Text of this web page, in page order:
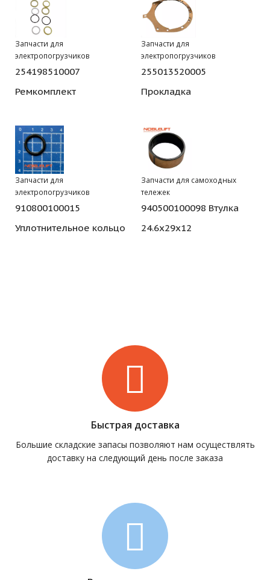
Запчасти для
электропогрузчиков
254198510007
Ремкомплект
Запчасти для
электропогрузчиков
255013520005
Прокладка
Запчасти для
электропогрузчиков
910800100015
Уплотнительное кольцо
Запчасти для самоходных
тележек
940500100098 Втулка
24.6x29x12
Быстрая доставка
Большие складские запасы позволяют нам осуществлять
доставку на следующий день после заказа